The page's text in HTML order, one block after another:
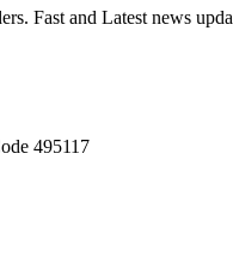
Fast and Latest news
495117